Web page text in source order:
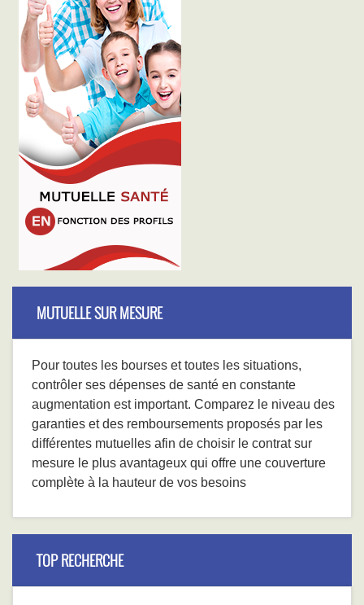
MUTUELLE SUR MESURE
Pour toutes les bourses et toutes les situations,
contrôler ses dépenses de santé en constante
augmentation est important. Comparez le niveau des
garanties et des remboursements proposés par les
différentes mutuelles afin de choisir le contrat sur
mesure le plus avantageux qui offre une couverture
complète à la hauteur de vos besoins
TOP RECHERCHE